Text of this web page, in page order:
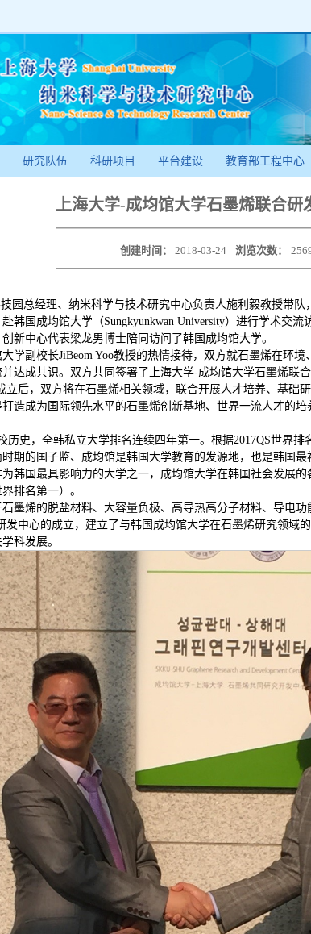
研究队伍 科研项目 平台建设 教育部工程中心
上海大学-成均馆大学石墨烯联合研
创建时间： 2018-03-24 浏览次数：
园总经理、纳米科学与技术研究中心负责人施利毅教授带
韩国成均馆大学（Sungkyunkwan University）进行学术交
新中心代表梁龙男博士陪同访问了韩国成均馆大学。
学副校长JiBeom Yoo教授的热情接待，双方就石墨烯在环
达成共识。双方共同签署了上海大学-成均馆大学石墨烯联
后，双方将在石墨烯相关领域，联合开展人才培养、基础
造成为国际领先水平的石墨烯创新基地、世界一流人才的
历史，全韩私立大学排名连续四年第一。根据2017QS世界
期的国子监、成均馆是韩国大学教育的发源地，也是韩国
国最具影响力的大学之一，成均馆大学在韩国社会发展的
排名第一）。
墨烯的脱盐材料、大容量负极、高导热高分子材料、导电
中心的成立，建立了与韩国成均馆大学在石墨烯研究领域
科发展。